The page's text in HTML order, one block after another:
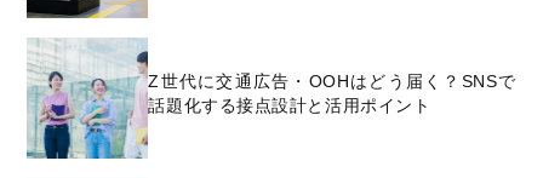
Z世代に交通広告・OOHはどう届く？SNSで
話題化する接点設計と活用ポイント